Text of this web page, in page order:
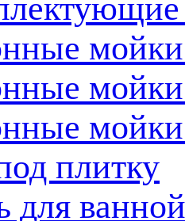
мойки
плитку
для